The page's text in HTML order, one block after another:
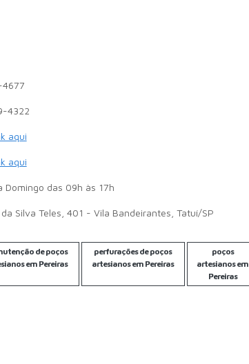
4322
aqui
aqui
Domingo das 09h às 17h
da Silva Teles, 401 - Vila Bandeirantes, Tatuí/SP
de poços
em Pereiras
perfurações de poços
artesianos em Pereiras
poços
artesianos em
Pereiras